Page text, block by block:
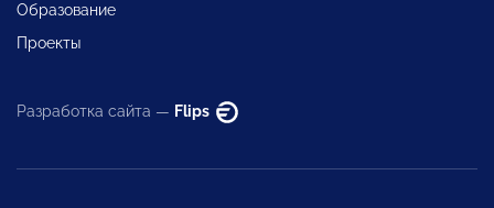
Образование
Проекты
Разработка сайта — Flips